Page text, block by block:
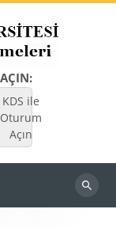
KDS ile
Oturum
Açın
Dersleri